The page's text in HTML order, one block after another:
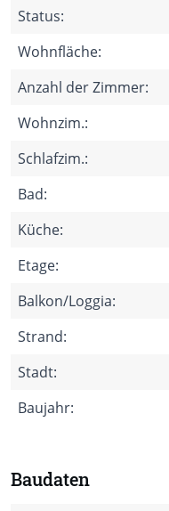
Status:
Wohnfläche:
Anzahl der Zimmer:
Wohnzim.:
Schlafzim.:
Bad:
Küche:
Etage:
Balkon/Loggia:
Strand:
Stadt:
Baujahr:
Baudaten